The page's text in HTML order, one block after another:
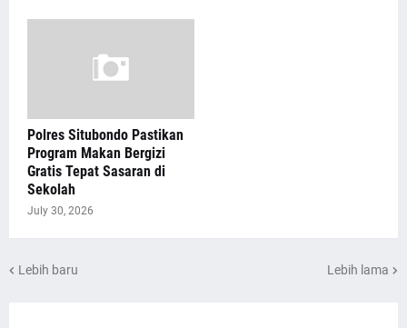
Polres Situbondo Pastikan
Program Makan Bergizi
Gratis Tepat Sasaran di
Sekolah
July 30, 2026
Lebih baru Lebih lama